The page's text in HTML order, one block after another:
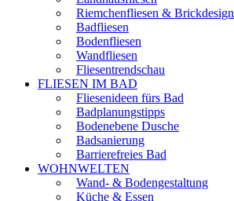
Riemchenfliesen & Brickdesign
Badfliesen
Bodenfliesen
Wandfliesen
Fliesentrendschau
FLIESEN IM BAD
Fliesenideen fürs Bad
Badplanungstipps
Bodenebene Dusche
Badsanierung
Barrierefreies Bad
WOHNWELTEN
Wand- & Bodengestaltung
Küche & Essen